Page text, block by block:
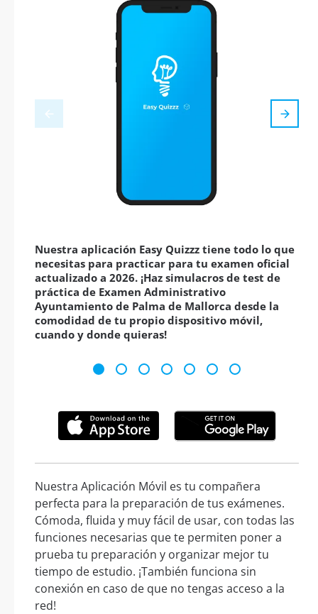
Nuestra aplicación Easy Quizzz tiene todo lo que
necesitas para practicar para tu examen oficial
actualizado a 2026. ¡Haz simulacros de test de
práctica de Examen Administrativo
Ayuntamiento de Palma de Mallorca desde la
comodidad de tu propio dispositivo móvil,
cuando y donde quieras!
Nuestra Aplicación Móvil es tu compañera
perfecta para la preparación de tus exámenes.
Cómoda, fluida y muy fácil de usar, con todas las
funciones necesarias que te permiten poner a
prueba tu preparación y organizar mejor tu
tiempo de estudio. ¡También funciona sin
conexión en caso de que no tengas acceso a la
red!